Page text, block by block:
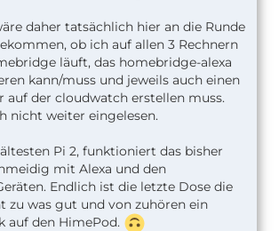
daher tatsächlich hier an die Runde
ob ich auf allen 3 Rechnern
läuft, das homebridge-alexa
kann/muss und jeweils auch einen
auf der cloudwatch erstellen muss.
nicht weiter eingelesen.
Pi 2, funktioniert das bisher
mit Alexa und den
Endlich ist die letzte Dose die
zu was gut und von zuhören ein
auf den HimePod.